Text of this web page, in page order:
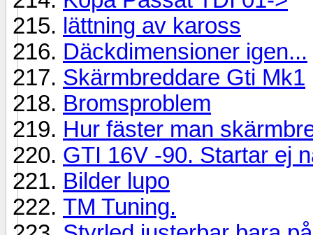
lättning av kaross
Däckdimensioner igen...
Skärmbreddare Gti Mk1
Bromsproblem
Hur fäster man
GTI 16V -90. Startar ej
Bilder lupo
TM Tuning.